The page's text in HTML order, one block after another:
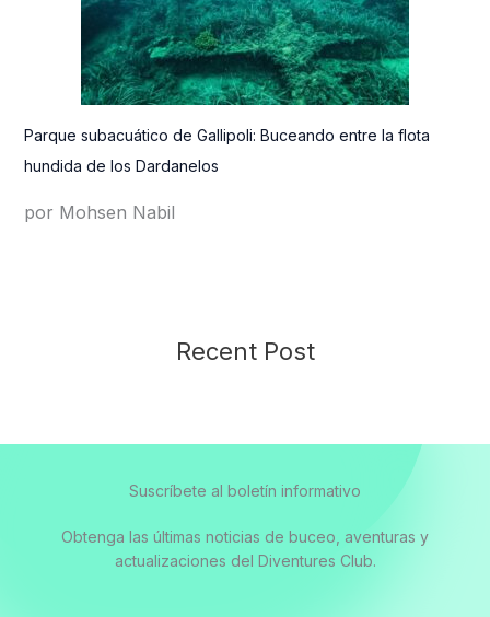
Parque subacuático de Gallipoli: Buceando entre la flota
hundida de los Dardanelos
por Mohsen Nabil
Recent Post
Suscríbete al boletín informativo
Obtenga las últimas noticias de buceo, aventuras y
actualizaciones del Diventures Club.